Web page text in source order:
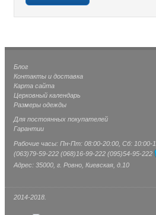
Блог
Контакты и доставка
Карта сайта
Церковный календарь
Размеры одежды
Для постоянных покупателей
Гарантии
Рабочие часы: Пн-Пт: 08:00-20:00, Сб: 10:00-
(063)79-59-222 (068) 16-99-222 (095)54-95-222
Адрес: 35000, г. Ровно, Киевская, д.10
2014-2018.